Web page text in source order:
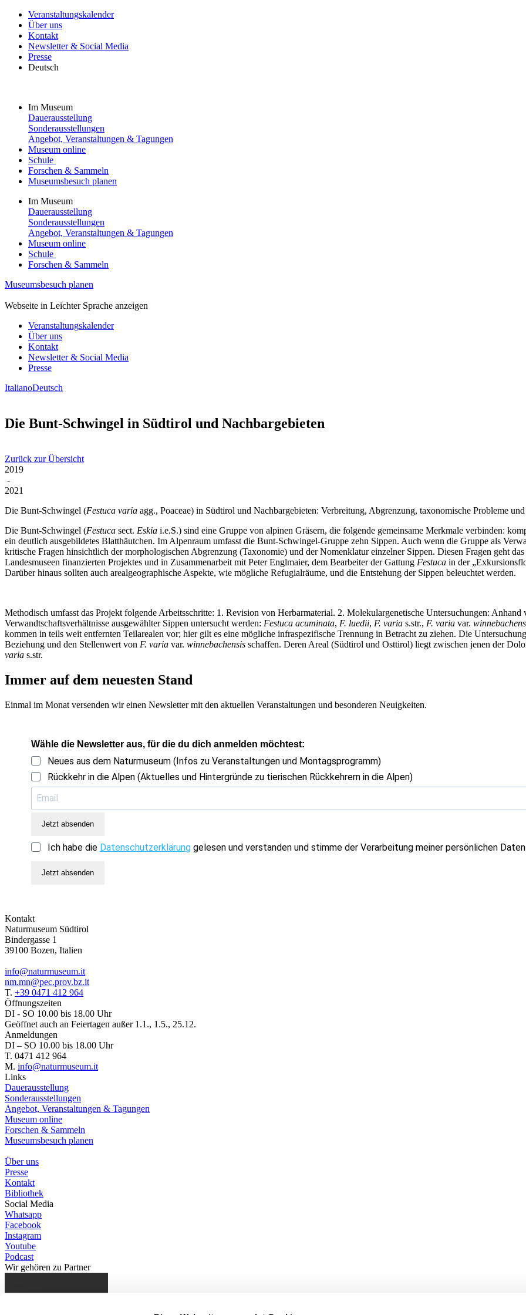
Veranstaltungskalender
Über uns
Kontakt
Newsletter & Social Media
Presse
Deutsch
Im Museum
Dauerausstellung
Sonderausstellungen
Angebot, Veranstaltungen & Tagungen
Museum online
Schule
Forschen & Sammeln
Museumsbesuch planen
Im Museum
Dauerausstellung
Sonderausstellungen
Angebot, Veranstaltungen & Tagungen
Museum online
Schule
Forschen & Sammeln
Museumsbesuch planen
Webseite in Leichter Sprache anzeigen
Veranstaltungskalender
Über uns
Kontakt
Newsletter & Social Media
Presse
ItalianoDeutsch
Die Bunt-Schwingel in Südtirol und Nachbargebieten
Zurück zur Übersicht
2019
-
2021
Die Bunt-Schwingel (Festuca varia agg., Poaceae) in Südtirol und Nachbargebieten: Verbreitung, Abgrenzung, taxonomische Probleme
Die Bunt-Schwingel (Festuca sect. Eskia i.e.S.) sind eine Gruppe von alpinen Gräsern, die folgende gemeinsame Merkmale verbinden:
ein deutlich ausgebildetes Blatthäutchen. Im Alpenraum umfasst die Bunt-Schwingel-Gruppe zehn Sippen. Auch wenn die Gruppe als
kritische Fragen hinsichtlich der morphologischen Abgrenzung (Taxonomie) und der Nomenklatur einzelner Sippen. Diesen Fragen geht
Landesmuseen finanzierten Projektes und in Zusammenarbeit mit Peter Englmaier, dem Bearbeiter der Gattung Festuca in der
Darüber hinaus sollten auch arealgeographische Aspekte, wie mögliche Refugialräume, und die Entstehung der Sippen beleuchtet werden.
Methodisch umfasst das Projekt folgende Arbeitsschritte: 1. Revision von Herbarmaterial. 2. Molekulargenetische Untersuchungen:
Verwandtschaftsverhältnisse ausgewählter Sippen untersucht werden: Festuca acuminata, F. luedii, F. varia s.str., F. varia var.
kommen in teils weit entfernten Teilarealen vor; hier gilt es eine mögliche infraspezifische Trennung in Betracht zu ziehen. Die
Beziehung und den Stellenwert von F. varia var. winnebachensis schaffen. Deren Areal (Südtirol und Osttirol) liegt zwischen jenen der
varia s.str.
Immer auf dem neuesten Stand
Einmal im Monat versenden wir einen Newsletter mit den aktuellen Veranstaltungen und besonderen Neuigkeiten.
Wähle die Newsletter aus, für die du dich anmelden möchtest:
Neues aus dem Naturmuseum (Infos zu Veranstaltungen und Montagsprogramm)
Rückkehr in die Alpen (Aktuelles und Hintergründe zu tierischen Rückkehrern in die Alpen)
Jetzt absenden
Ich habe die Datenschutzerklärung gelesen und verstanden und stimme der Verarbeitung meiner persönlichen
Jetzt absenden
Kontakt
Naturmuseum Südtirol
Bindergasse 1
39100 Bozen, Italien
info@naturmuseum.it
nm.mn@pec.prov.bz.it
T. +39 0471 412 964
Öffnungszeiten
DI - SO 10.00 bis 18.00 Uhr
Geöffnet auch an Feiertagen außer 1.1., 1.5., 25.12.
Anmeldungen
DI – SO 10.00 bis 18.00 Uhr
T. 0471 412 964
M. info@naturmuseum.it
Links
Dauerausstellung
Sonderausstellungen
Angebot, Veranstaltungen & Tagungen
Museum online
Forschen & Sammeln
Museumsbesuch planen
Über uns
Presse
Kontakt
Bibliothek
Social Media
Whatsapp
Facebook
Instagram
Youtube
Podcast
Wir gehören zu Partner